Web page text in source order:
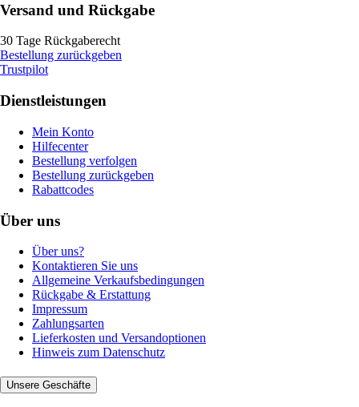
Versand und Rückgabe
30 Tage Rückgaberecht
Bestellung zurückgeben
Trustpilot
Dienstleistungen
Mein Konto
Hilfecenter
Bestellung verfolgen
Bestellung zurückgeben
Rabattcodes
Über uns
Über uns?
Kontaktieren Sie uns
Allgemeine Verkaufsbedingungen
Rückgabe & Erstattung
Impressum
Zahlungsarten
Lieferkosten und Versandoptionen
Hinweis zum Datenschutz
Unsere Geschäfte